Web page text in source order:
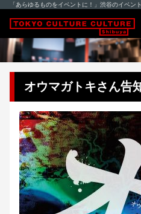
「あらゆるものをイベントに！」渋谷のイベン
オウマガトキさん告